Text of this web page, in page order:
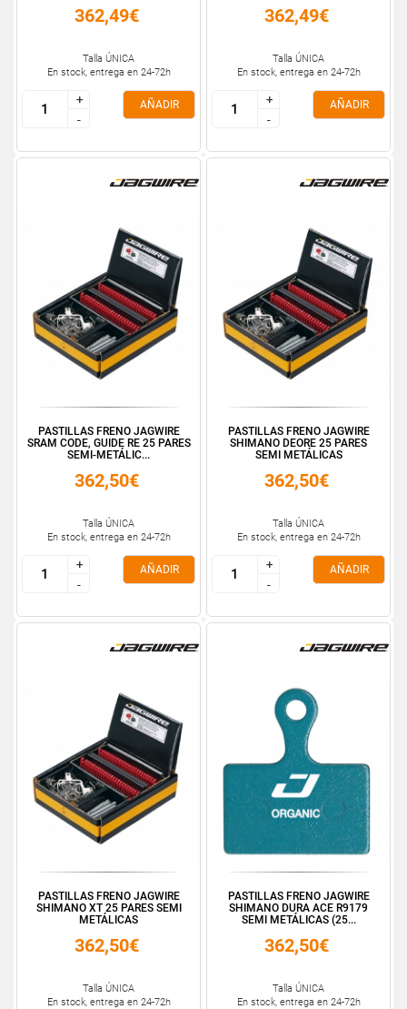
362,49€
Talla ÚNICA
En stock, entrega en 24-72h
+
-
+
-
AÑADIR
362,49€
Talla ÚNICA
En stock, entrega en 24-72h
+
-
+
-
AÑADIR
PASTILLAS FRENO JAGWIRE
SRAM CODE, GUIDE RE 25 PARES
SEMI-METÁLIC...
362,50€
Talla ÚNICA
En stock, entrega en 24-72h
+
-
+
-
AÑADIR
PASTILLAS FRENO JAGWIRE
SHIMANO DEORE 25 PARES
SEMI METÁLICAS
362,50€
Talla ÚNICA
En stock, entrega en 24-72h
+
-
+
-
AÑADIR
PASTILLAS FRENO JAGWIRE
SHIMANO XT 25 PARES SEMI
METÁLICAS
362,50€
Talla ÚNICA
En stock, entrega en 24-72h
PASTILLAS FRENO JAGWIRE
SHIMANO DURA ACE R9179
SEMI METÁLICAS (25...
362,50€
Talla ÚNICA
En stock, entrega en 24-72h